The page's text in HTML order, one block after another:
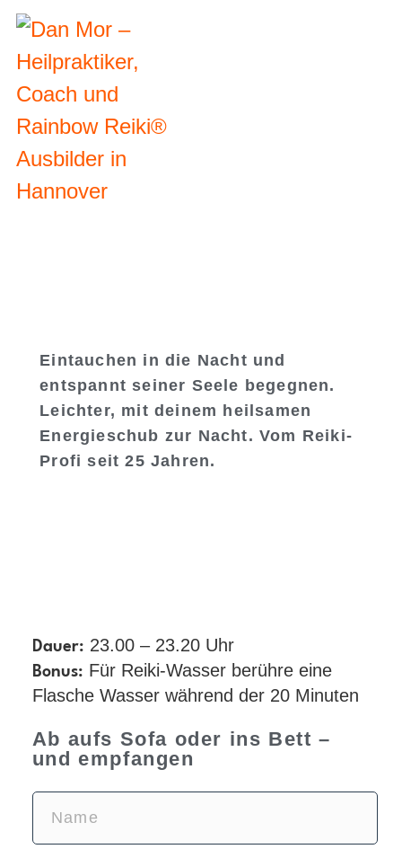
Eintauchen in die Nacht und
entspannt seiner Seele begegnen.
Leichter, mit deinem heilsamen
Energieschub zur Nacht. Vom Reiki-
Profi seit 25 Jahren.
Dauer: 23.00 – 23.20 Uhr
Bonus: Für Reiki-Wasser berühre eine
Flasche Wasser während der 20 Minuten
Ab aufs Sofa oder ins Bett –
und empfangen